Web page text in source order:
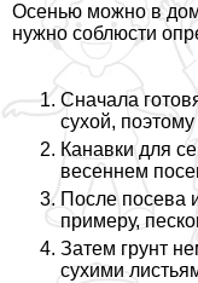
Осенью можно в
нужно соблюсти
Сначала
сухой,
Канавки для
весеннем
После посева
примеру,
Затем грунт
сухими